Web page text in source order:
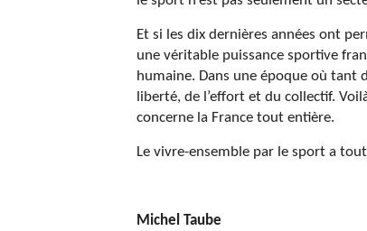
Et si les dix dernières années ont
une véritable puissance sportive
humaine. Dans une époque où tant
liberté, de l’effort et du collectif.
concerne la France tout entière.
Le vivre-ensemble par le sport a
Michel Taube